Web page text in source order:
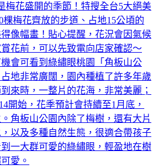
梅花盛開的季節！特搜全台5大絕美
棵梅花齊放的步道、占地15公頃的
像幅畫！貼心提醒，花況會因氣候
花前，可以先致電向店家確認～
會可看到綠繡眼桃園「角板山公
地非常廣闊，園內種植了許多年歲
來時，一整片的花海，非常美麗；
開始，花季預計會持續至1月底，
角板山公園內除了梅樹，還有大片
以及多種自然生態，很適合帶孩子
一大群可愛的綠繡眼，輕盈地在樹
愛。